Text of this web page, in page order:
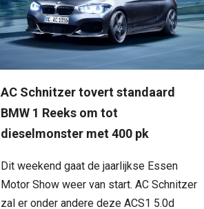
AC Schnitzer tovert standaard
BMW 1 Reeks om tot
dieselmonster met 400 pk
Dit weekend gaat de jaarlijkse Essen
Motor Show weer van start. AC Schnitzer
zal er onder andere deze ACS1 5.0d